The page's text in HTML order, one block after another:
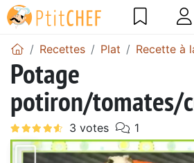
Recettes Plat Recette à
Potage
potiron/tomates/